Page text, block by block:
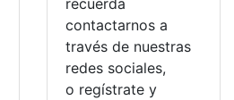
recuerda
contactarnos a
través de nuestras
redes sociales,
o regístrate y